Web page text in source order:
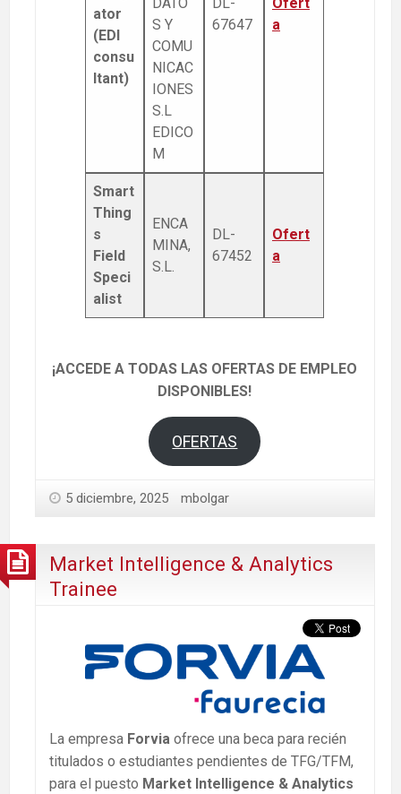
ator
(EDI
consu
ltant)
S Y
COMU
NICAC
IONES
S.L
EDICO
M
67647
a
Smart
Thing
s
Field
Speci
alist
ENCA
MINA,
S.L.
DL-
67452
Ofert
a
¡ACCEDE A TODAS LAS OFERTAS DE EMPLEO
DISPONIBLES!
OFERTAS
5 diciembre, 2025 mbolgar
Market Intelligence & Analytics
Trainee
La empresa Forvia ofrece una beca para recién
titulados o estudiantes pendientes de TFG/TFM,
para el puesto Market Intelligence & Analytics